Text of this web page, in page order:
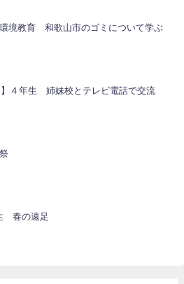
環境教育 和歌山市のゴミについて学ぶ
】４年生 姉妹校とテレビ電話で交流
春の遠足